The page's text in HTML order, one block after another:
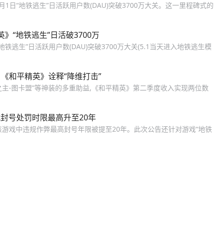
日“地铁逃生”日活跃用户数(DAU)突破3700万大关。这一里程碑式的
“地铁逃生”日活破3700万
铁逃生”日活跃用户数(DAU)突破3700万大关(5.1当天进入地铁逃生模
和平精英》诠释“降维打击”
-图卡盟”等神装的多重助益,《和平精英》第二季度收入实现两位数
号处罚时限最高升至20年
戏中违规作弊最高封号年限被提至20年。此次公告还针对游戏“地铁